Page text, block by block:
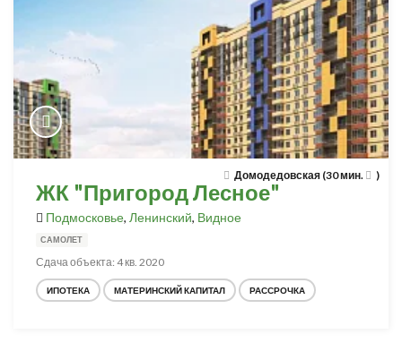
Домодедовская (30 мин. )
ЖК "Пригород Лесное"
Подмосковье, Ленинский, Видное
САМОЛЕТ
Сдача объекта: 4 кв. 2020
ИПОТЕКА МАТЕРИНСКИЙ КАПИТАЛ РАССРОЧКА